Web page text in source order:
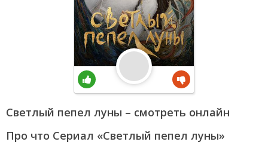
Светлый пепел луны – смотреть онлайн
Про что Сериал «Светлый пепел луны»